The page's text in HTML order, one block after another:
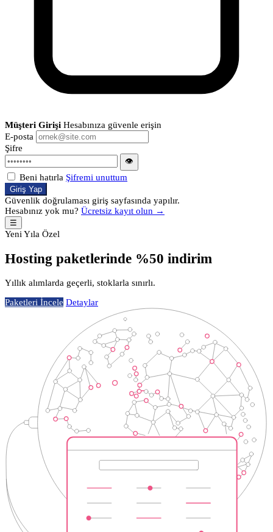
Müşteri Girişi Hesabınıza güvenle erişin
E-posta
Şifre
👁
Beni hatırla Şifremi unuttum
Giriş Yap
Güvenlik doğrulaması giriş sayfasında yapılır.
Hesabınız yok mu? Ücretsiz kayıt olun →
☰
Yeni Yıla Özel
Hosting paketlerinde %50 indirim
Yıllık alımlarda geçerli, stoklarla sınırlı.
Paketleri İncele Detaylar